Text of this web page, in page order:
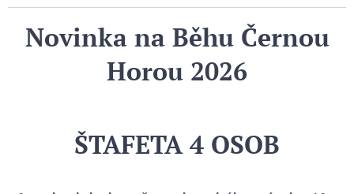
Novinka na Běhu Černou
Horou 2026
ŠTAFETA 4 OSOB